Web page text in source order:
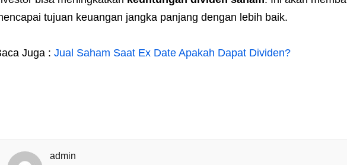
tujuan keuangan jangka panjang dengan lebih baik.
Juga : Jual Saham Saat Ex Date Apakah Dapat Dividen?
admin